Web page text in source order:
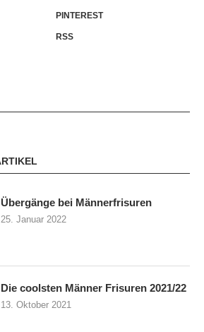
PINTEREST
RSS
Übergänge bei Männerfrisuren
25. Januar 2022
Die coolsten Männer Frisuren 2021/22
13. Oktober 2021